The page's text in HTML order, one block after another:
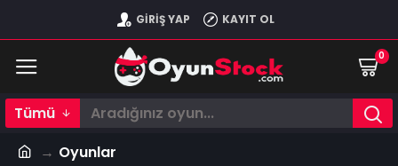
GIRIŞ YAP KAYIT OL
0
Tümü
Oyunlar